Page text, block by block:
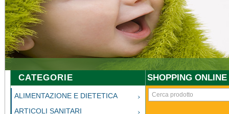
CATEGORIE
ALIMENTAZIONE E DIETETICA
ARTICOLI SANITARI
SHOPPING ONLINE